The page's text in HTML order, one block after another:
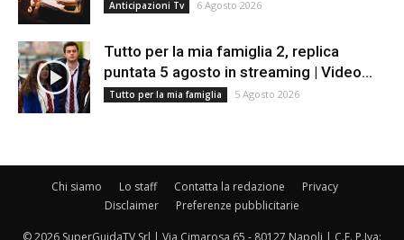
Anticipazioni Tv 6 Agosto 2026
Tutto per la mia famiglia 2, replica
puntata 5 agosto in streaming | Video...
Tutto per la mia famiglia 5 Agosto 2026
Chi siamo Lo staff Contatta la redazione
Privacy
Disclaimer
Preferenze pubblicitarie
© 2026 SuperGuidaTV Srl | Via Cimarosa 65 - 80127 Napoli | C.F. P.Iva: